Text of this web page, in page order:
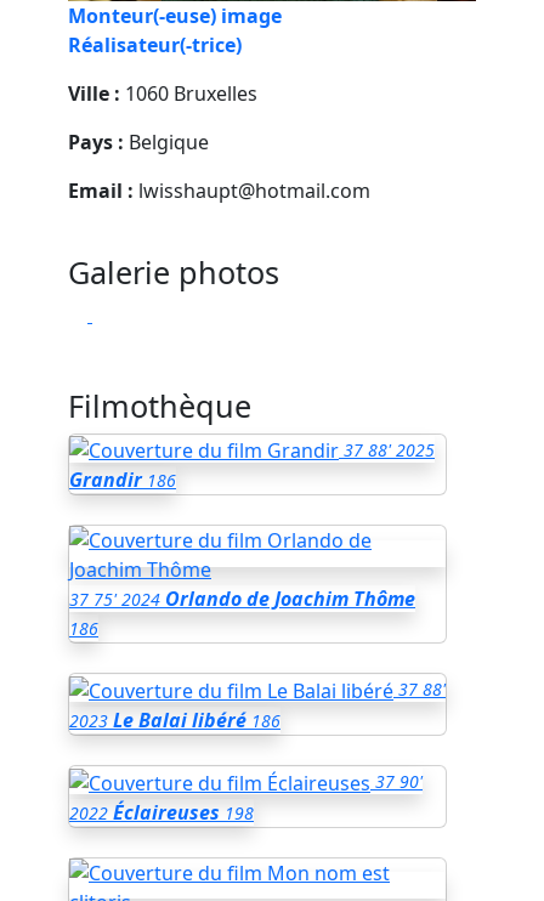
Monteur(-euse) image
Réalisateur(-trice)
Ville : 1060 Bruxelles
Pays : Belgique
Email : lwisshaupt@hotmail.com
Galerie photos
Filmothèque
37 88' 2025
Grandir 186
37 75' 2024 Orlando de Joachim Thôme
186
37 88'
2023 Le Balai libéré 186
37 90'
2022 Éclaireuses 198